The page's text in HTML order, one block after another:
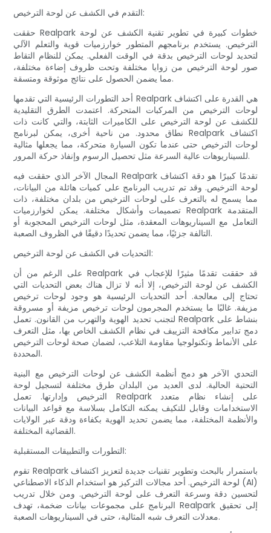
التقدم في الكشف عن لوحة الترخيص:
حققت Realpark خطوات كبيرة في تطوير تقنية الكشف عن لوحة
الترخيص. يستخدم برنامجهم المتطور خوارزميات قوية والتعلم الآلي
لتحديد لوحات الترخيص بدقة في الوقت الفعلي. يمكن للنظام التقاط
صور لوحة الترخيص من زوايا مختلفة وتحت ظروف إضاءة مختلفة،
مما يضمن الحصول على نتائج موثوقة ومتسقة.
أحد التطورات الرئيسية التي تقدمها Realpark هي القدرة على اكتشاف
لوحات الترخيص من المركبات المتحركة. اعتمدت الطرق التقليدية
للكشف عن لوحة الترخيص على الكاميرات الثابتة، والتي كانت ذات
نطاق محدود. من ناحية أخرى، يمكن لبرنامج Realpark اكتشاف
لوحات الترخيص حتى عندما تكون السيارة متحركة، مما يجعلها مثالية
للسيناريوهات عالية السرعة مثل تحصيل الرسوم وإنفاذ حركة المرور.
المجال الآخر الذي حققت فيه Realpark تقدمًا كبيرًا هو دقة اكتشاف
لوحة الترخيص. وقد تم تدريب البرنامج على كميات هائلة من البيانات،
مما يسمح له بالتعرف على لوحات الترخيص من بلدان مختلفة، ذات
تصميمات وأشكال مختلفة. يمكن لخوارزميات Realpark المتقدمة
التعامل مع السيناريوهات المعقدة، مثل لوحات الترخيص المحجوبة أو
التالفة جزئيًا، مما يضمن تحديدًا دقيقًا في الظروف الصعبة.
التحديات في الكشف عن لوحة الترخيص:
على الرغم من أن Realpark قد حققت تقدمًا مثيرًا للإعجاب في
الكشف عن لوحة الترخيص، إلا أنه لا تزال هناك بعض التحديات التي
تحتاج إلى معالجة. أحد التحديات الرئيسية هو وجود لوحات ترخيص
مزيفة. غالبًا ما يستخدم المجرمون لوحات ترخيص مزيفة أو مسروقة
لتجنب تحديد الهوية والتهرب من القانون. تعمل Realpark بنشاط على
دمج تدابير مكافحة التزييف في نظام الكشف الخاص بها، مثل التعرف
على الأنماط وتكنولوجيا مقاومة التلاعب، لضمان صحة لوحات الترخيص
المحددة.
التحدي الآخر هو دمج أنظمة الكشف عن لوحات الترخيص مع البنية
التحتية الحالية. لدى العديد من البلدان طرق مختلفة لتسجيل لوحة
الترخيص وإدارتها. تعمل Realpark على إنشاء نظام متعدد
الاستخدامات وقابل للتكيف يمكنه التكامل بسلاسة مع قواعد البيانات
والأنظمة المختلفة، مما يضمن تحديد الهوية بكفاءة ودقة عبر الولايات
القضائية المختلفة.
التطورات والتطبيقات المستقبلية:
تقوم Realpark باستمرار بالبحث وتطوير تقنيات جديدة لتعزيز اكتشاف
لوحة الترخيص. أحد مجالات التركيز هو استخدام الذكاء الاصطناعي (AI)
لتحسين دقة وسرعة التعرف على لوحة الترخيص. ومن خلال تدريب
البرنامج على مجموعات بيانات ضخمة، تهدف Realpark إلى تحقيق
معدلات التعرف شبه المثالية، حتى في السيناريوهات الصعبة.